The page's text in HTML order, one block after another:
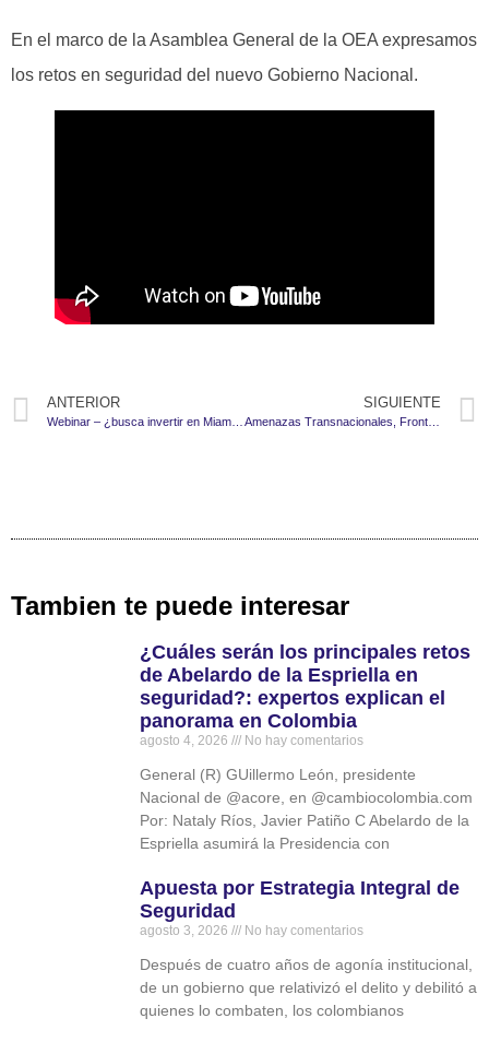
En el marco de la Asamblea General de la OEA expresamos
los retos en seguridad del nuevo Gobierno Nacional.
ANTERIOR SIGUIENTE
Amenazas Transnacionales, Fronteras Vulnerables y Cooperación Hemisférica: Retos para la Seguridad en América Latina y el Caribe
Tambien te puede interesar
¿Cuáles serán los principales retos
de Abelardo de la Espriella en
seguridad?: expertos explican el
panorama en Colombia
agosto 4, 2026 No hay comentarios
General (R) GUillermo León, presidente
Nacional de @acore, en @cambiocolombia.com
Por: Nataly Ríos, Javier Patiño C Abelardo de la
Espriella asumirá la Presidencia con
Apuesta por Estrategia Integral de
Seguridad
agosto 3, 2026 No hay comentarios
Después de cuatro años de agonía institucional,
de un gobierno que relativizó el delito y debilitó a
quienes lo combaten, los colombianos